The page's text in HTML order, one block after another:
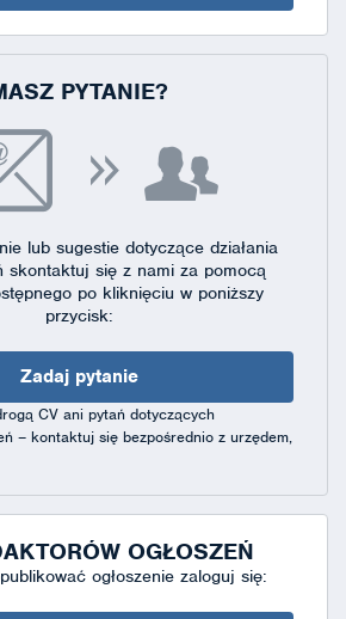
PYTANIE?
lub sugestie dotyczące działania
skontaktuj się z nami za pomocą
po kliknięciu w poniższy
przycisk:
Zadaj pytanie
CV ani pytań dotyczących
– kontaktuj się bezpośrednio z urzędem,
OGŁOSZEŃ
ogłoszenie zaloguj się: